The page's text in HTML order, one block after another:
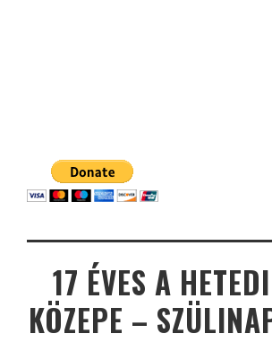
17 ÉVES A
KÖZEPE –